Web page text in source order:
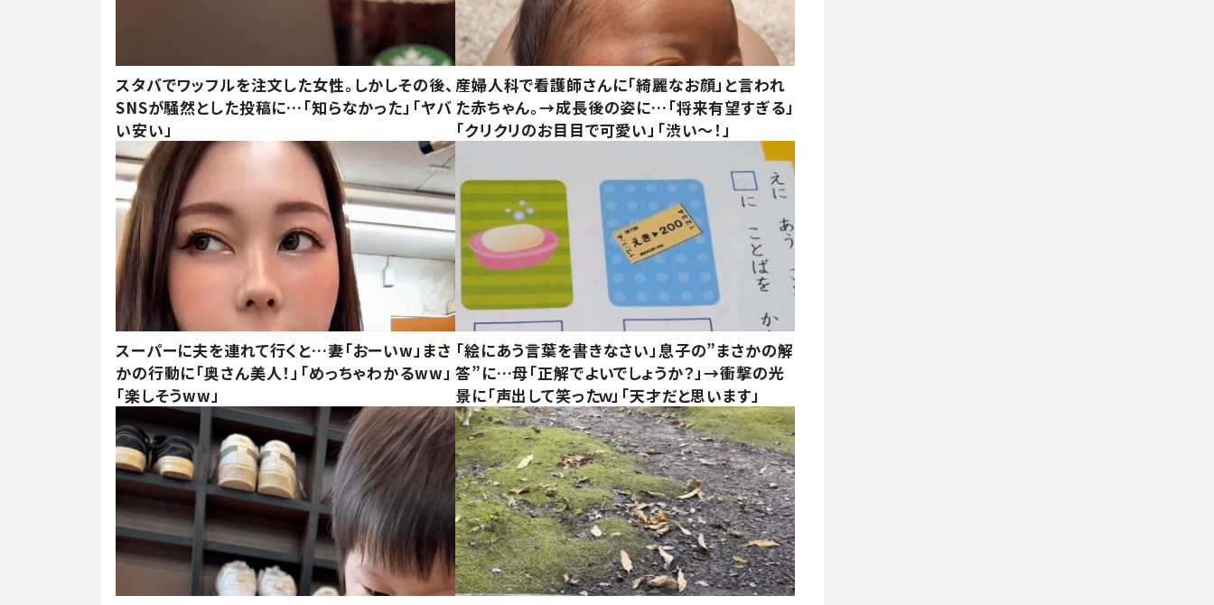
スタバでワッフルを注文した女性。しかしその後、
SNSが騒然とした投稿に…「知らなかった」「ヤバ
い安い」
産婦人科で看護師さんに「綺麗なお顔」と言われ
た赤ちゃん。→成長後の姿に…「将来有望すぎる」
「クリクリのお目目で可愛い」「渋い～！」
スーパーに夫を連れて行くと…妻「おーいw」まさ
かの行動に「奥さん美人！」「めっちゃわかるww」
「楽しそうww」
「絵にあう言葉を書きなさい」息子の”まさかの解
答”に…母「正解でよいでしょうか？」→衝撃の光
景に「声出して笑ったｗ」「天才だと思います」